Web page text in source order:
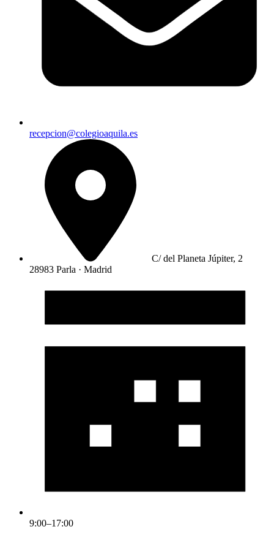
recepcion@colegioaquila.es
C/ del Planeta Júpiter, 2
28983 Parla · Madrid
9:00–17:00